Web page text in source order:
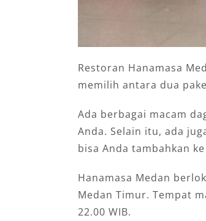
Restoran Hanamasa
memilih antara dua
Ada berbagai macam
Anda. Selain itu, ada
bisa Anda tambahkan
Hanamasa Medan
Medan Timur. Tempat
22.00 WIB.